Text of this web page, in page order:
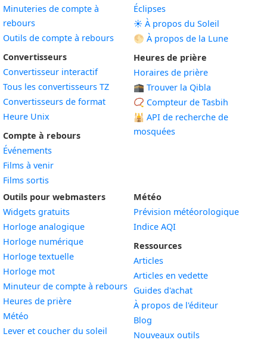
Minuteries de compte à
rebours
Outils de compte à rebours
Convertisseurs
Convertisseur interactif
Tous les convertisseurs TZ
Convertisseurs de format
Heure Unix
Compte à rebours
Événements
Films à venir
Films sortis
Éclipses
☀️ À propos du Soleil
🌕 À propos de la Lune
Heures de prière
Horaires de prière
🕋 Trouver la Qibla
📿 Compteur de Tasbih
🕌 API de recherche de
mosquées
Outils pour webmasters
Widgets gratuits
Horloge analogiqueWidget
Horloge numériqueWidget
Horloge textuelleWidget
Horloge motWidget
Minuteur de compte à rebours Widget
Heures de prièreWidget
Météo
Lever et coucher du soleil
Météo
Prévision météorologique
Indice AQI
Ressources
Articles
Articles en vedette
Guides d'achat
À propos de l'éditeur
Blog
Nouveaux outils